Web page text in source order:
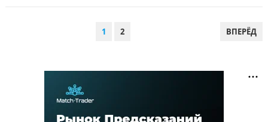
1 2 ВПЕРЁД